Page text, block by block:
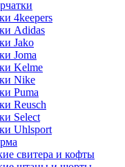
4keepers
Adidas
Jako
Joma
Kelme
Nike
Puma
Reusch
Select
Uhlsport
свитера и кофты